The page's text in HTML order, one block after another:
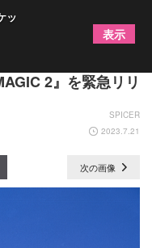
パー・ナズ
2』を緊急リリ
SPICER
2023.7.21
次の画像
ッ
表示